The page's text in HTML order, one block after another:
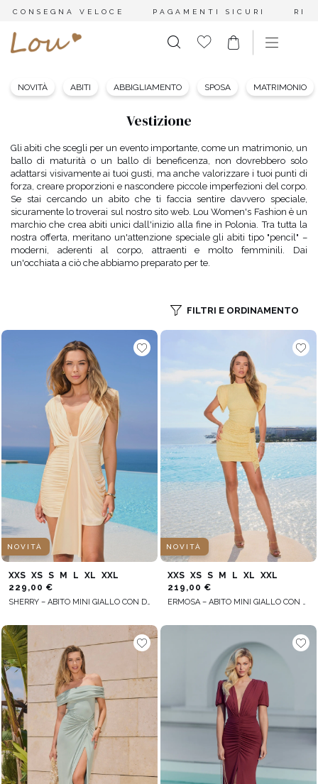
CONSEGNA VELOCE PAGAMENTI SICURI
NOVITÀ ABITI ABBIGLIAMENTO SPOSA MATRIMONIO
Vestizione
Gli abiti che scegli per un evento importante, come un matrimonio, un
ballo di maturità o un ballo di beneficenza, non dovrebbero solo
adattarsi visivamente ai tuoi gusti, ma anche valorizzare i tuoi punti di
forza, creare proporzioni e nascondere piccole imperfezioni del corpo.
Se stai cercando un abito che ti faccia sentire davvero speciale,
sicuramente lo troverai sul nostro sito web. Lou Women's Fashion è un
marchio che crea abiti unici dall'inizio alla fine in Polonia. Tra tutta la
nostra offerta, meritano un'attenzione speciale gli abiti tipo "pencil" –
moderni, aderenti al corpo, attraenti e molto femminili. Dai
un'occhiata a ciò che abbiamo preparato per te.
FILTRI E ORDINAMENTO
NOVITÀ
XXS XS S M L XL
XXL
229,00 €
SHERRY – ABITO MINI GIALLO CON DRAPPEGGIO
NOVITÀ
XXS XS S M L XL
XXL
219,00 €
ERMOSA – ABITO MINI GIALLO CON FASCIA DECORATIVA